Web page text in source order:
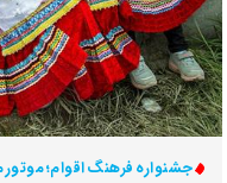
جشنواره فرهنگ اقوام؛